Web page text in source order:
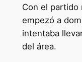
Con el partido
empezó a
intentaba
del área.